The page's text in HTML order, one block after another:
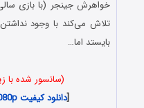
خواهرش جینجر (با بازی
تلاش می‌کند با وجود
بایستد اما…
(سانسور شده با
[دانلود کیفیت 1080p با حجم 1.17 گیگابایت